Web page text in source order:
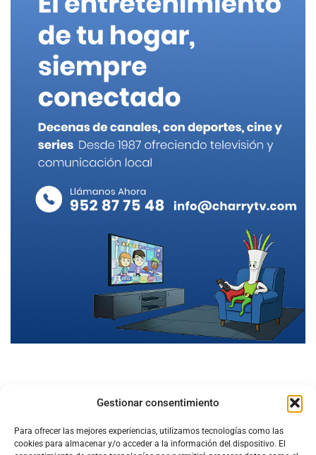
Gestionar consentimiento
Para ofrecer las mejores experiencias, utilizamos tecnologías como las
cookies para almacenar y/o acceder a la información del dispositivo. El